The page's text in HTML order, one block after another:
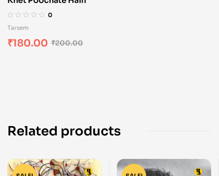
0
Tarsem
₹200.00
₹180.00
Related products